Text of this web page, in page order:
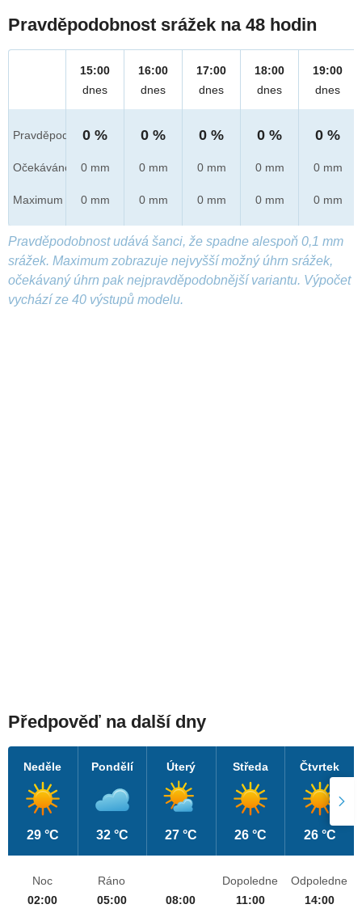
Pravděpodobnost srážek na 48 hodin
Pravděpod.
Očekáváno
Maximum
15:00
dnes
0 %
0 mm
0 mm
16:00
dnes
0 %
0 mm
0 mm
17:00
dnes
0 %
0 mm
0 mm
18:00
dnes
0 %
0 mm
0 mm
19:00
dnes
0 %
0 mm
0 mm
Pravděpodobnost udává šanci, že spadne alespoň 0,1 mm
srážek. Maximum zobrazuje nejvyšší možný úhrn srážek,
očekávaný úhrn pak nejpravděpodobnější variantu. Výpočet
vychází ze 40 výstupů modelu.
Předpověď na další dny
Neděle
29 °C
Pondělí
32 °C
Úterý
27 °C
Středa
26 °C
Čtvrtek
26 °C
Noc
02:00
Ráno
05:00
08:00
Dopoledne
11:00
Odpoledne
14:00